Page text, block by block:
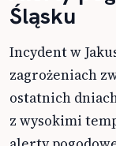
Śląsku
Incydent w
zagrożeniach
ostatnich
z wysokimi